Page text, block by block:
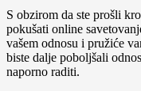
S obzirom da ste prošli
pokušati online
vašem odnosu i pružiće
biste dalje poboljšali
naporno raditi.